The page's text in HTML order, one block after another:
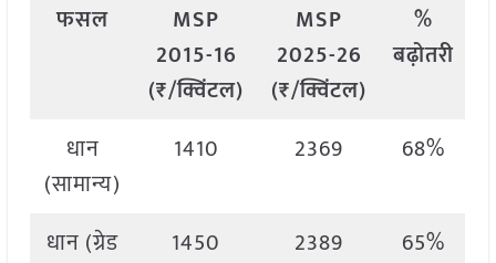
फसल
MSP
2015-16
(₹/क्विंटल)
MSP
2025-26
(₹/क्विंटल)
%
बढ़ोतरी
धान
(सामान्य)
1410 2369 68%
धान (ग्रेड
1450 2389 65%